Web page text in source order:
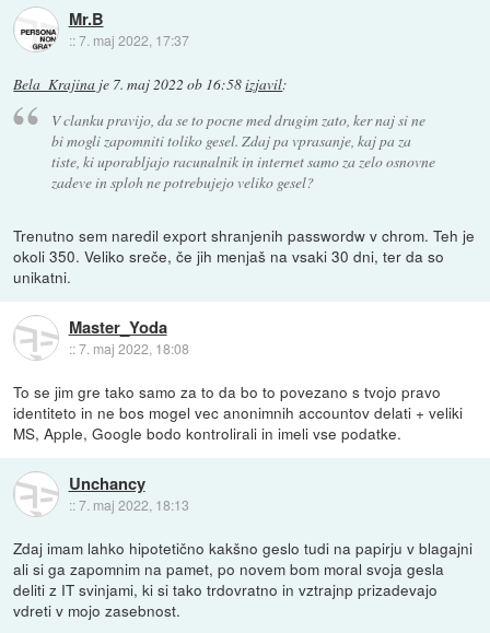
Mr.B
::7. maj 2022, 17:37
Bela_Krajina je 7. maj 2022 ob 16:58izjavil:
V clanku pravijo, da se to pocne med drugim zato, ker naj si ne
bi mogli zapomniti toliko gesel. Zdaj pa vprasanje, kaj pa za
tiste, ki uporabljajo racunalnik in internet samo za zelo osnovne
zadeve in sploh ne potrebujejo veliko gesel?
Trenutno sem naredil export shranjenih passwordw v chrom. Teh je
okoli 350. Veliko sreče, če jih menjaš na vsaki 30 dni, ter da so
unikatni.
Master_Yoda
::7. maj 2022, 18:08
To se jim gre tako samo za to da bo to povezano s tvojo pravo
identiteto in ne bos mogel vec anonimnih accountov delati + veliki
MS, Apple, Google bodo kontrolirali in imeli vse podatke.
Unchancy
::7. maj 2022, 18:13
Zdaj imam lahko hipotetično kakšno geslo tudi na papirju v blagajni
ali si ga zapomnim na pamet, po novem bom moral svoja gesla
deliti z IT svinjami, ki si tako trdovratno in vztrajnp prizadevajo
vdreti v mojo zasebnost.